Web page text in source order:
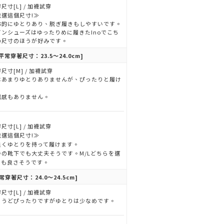
尺寸[L] / 加襪試穿
這個尺寸!≫
にゆとりあり、脱ぎ履きもしやすいです。
シューズはゆったりめに履きたInoでこち
寸のほうが好みです。
常穿著尺寸：23.5～24.0cm]
尺寸[M] / 加襪試穿
まりゆとりありませんが、ぴったりと履け
もありません。
尺寸[L] / 加襪試穿
這個尺寸!≫
ゆとりを持って履けます。
靴下でも大丈夫そうです。M/Lどちらを選
良さそうです。
穿著尺寸：24.0～24.5cm]
尺寸[L] / 加襪試穿
どぴったりですがゆとりは少なめです。